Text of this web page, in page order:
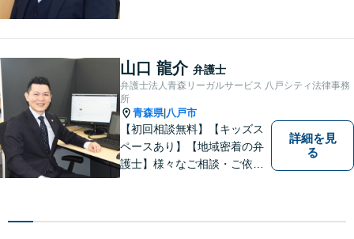
山口 龍介 弁護士
弁護士法人青森リーガルサービス 八戸シティ法律事務
所
青森県| 八戸市
【初回相談無料】【キッズス
ペースあり】【地域密着の弁
護士】様々なご相談・ご依頼
詳細を見
る